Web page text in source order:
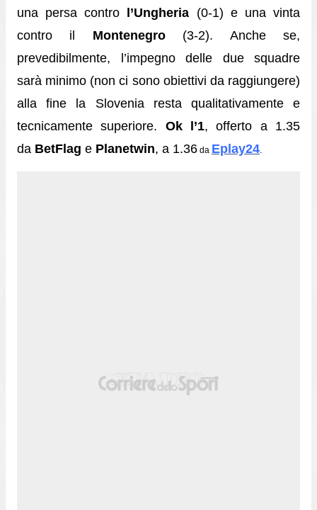
una persa contro l’Ungheria (0-1) e una vinta
contro il Montenegro(3-2). Anche se,
prevedibilmente, l’impegno delle due squadre
sarà minimo (non ci sono obiettivi da raggiungere)
alla fine la Slovenia resta qualitativamente e
tecnicamente superiore. Ok l’1, offerto a 1.35
da BetFlag e Planetwin, a 1.36 da Eplay24